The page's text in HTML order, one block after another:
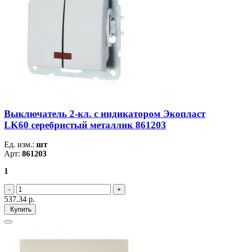
Выключатель 2-кл. c индикатором Экопласт
LK60 серебристый металлик 861203
Ед. изм.: шт
Арт: 861203
1
537.34 р.
Купить